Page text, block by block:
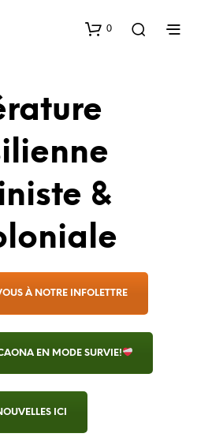
0
&
À NOTRE INFOLETTRE
EN MODE SURVIE!
ICI